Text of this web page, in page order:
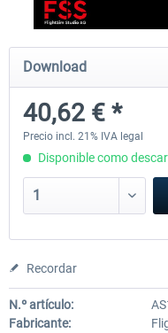
FlightSim Studio - E-Jets
40,62 € *
Download
40,62 € *
Precio incl. 21% IVA legal
Disponible como
Recordar
N.º artículo:
Fabricante: